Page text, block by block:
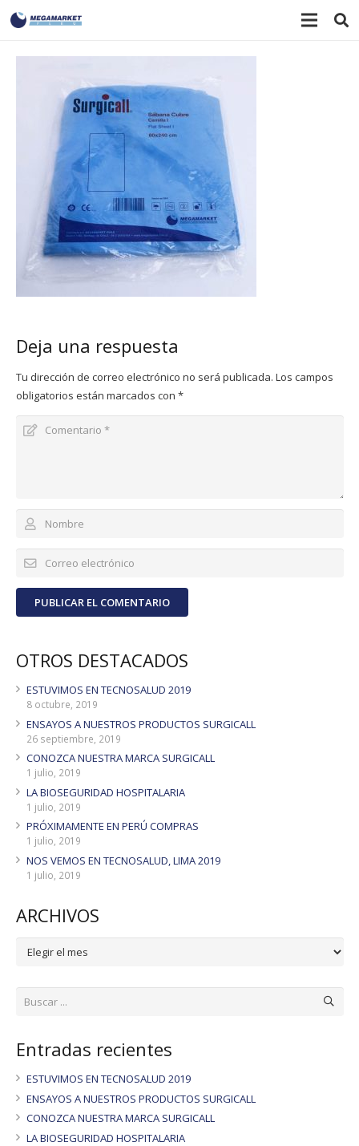
Deja una respuesta
Tu dirección de correo electrónico no será publicada. Los campos
obligatorios están marcados con *
PUBLICAR EL COMENTARIO
OTROS DESTACADOS
ESTUVIMOS EN TECNOSALUD 2019
8 octubre, 2019
ENSAYOS A NUESTROS PRODUCTOS SURGICALL
26 septiembre, 2019
CONOZCA NUESTRA MARCA SURGICALL
1 julio, 2019
LA BIOSEGURIDAD HOSPITALARIA
1 julio, 2019
PRÓXIMAMENTE EN PERÚ COMPRAS
1 julio, 2019
NOS VEMOS EN TECNOSALUD, LIMA 2019
1 julio, 2019
ARCHIVOS
ARCHIVOS
Entradas recientes
ESTUVIMOS EN TECNOSALUD 2019
ENSAYOS A NUESTROS PRODUCTOS SURGICALL
CONOZCA NUESTRA MARCA SURGICALL
LA BIOSEGURIDAD HOSPITALARIA